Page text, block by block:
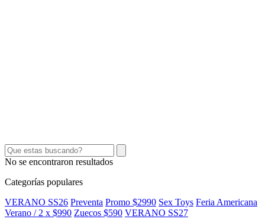
No se encontraron resultados
Categorías populares
VERANO SS26 Preventa Promo $2990 Sex Toys Feria Americana
Verano / 2 x $990 Zuecos $590 VERANO SS27